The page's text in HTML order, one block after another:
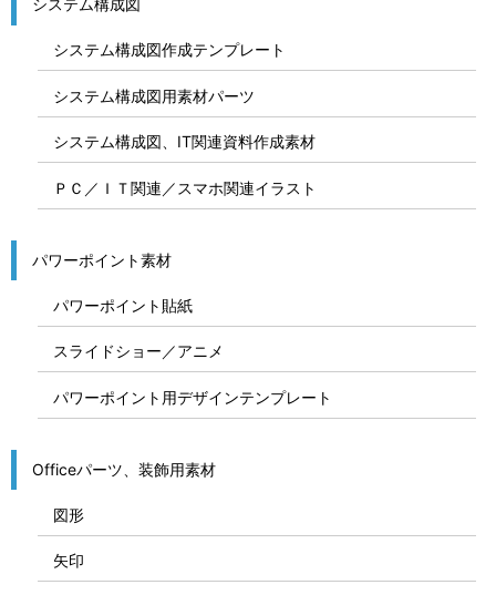
システム構成図
システム構成図作成テンプレート
システム構成図用素材パーツ
システム構成図、IT関連資料作成素材
ＰＣ／ＩＴ関連／スマホ関連イラスト
パワーポイント素材
パワーポイント貼紙
スライドショー／アニメ
パワーポイント用デザインテンプレート
Officeパーツ、装飾用素材
図形
矢印